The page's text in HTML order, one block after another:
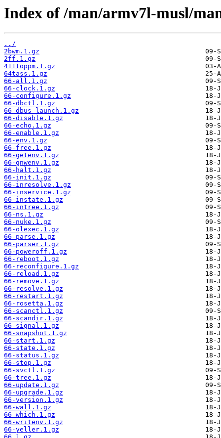
Index of /man/armv7l-musl/
../
2bwm.1.gz
2ff.1.gz
411toppm.1.gz
64tass.1.gz
66-all.1.gz
66-clock.1.gz
66-configure.1.gz
66-dbctl.1.gz
66-dbus-launch.1.gz
66-disable.1.gz
66-echo.1.gz
66-enable.1.gz
66-env.1.gz
66-free.1.gz
66-getenv.1.gz
66-gnwenv.1.gz
66-halt.1.gz
66-init.1.gz
66-inresolve.1.gz
66-inservice.1.gz
66-instate.1.gz
66-intree.1.gz
66-ns.1.gz
66-nuke.1.gz
66-olexec.1.gz
66-parse.1.gz
66-parser.1.gz
66-poweroff.1.gz
66-reboot.1.gz
66-reconfigure.1.gz
66-reload.1.gz
66-remove.1.gz
66-resolve.1.gz
66-restart.1.gz
66-rosetta.1.gz
66-scanctl.1.gz
66-scandir.1.gz
66-signal.1.gz
66-snapshot.1.gz
66-start.1.gz
66-state.1.gz
66-status.1.gz
66-stop.1.gz
66-svctl.1.gz
66-tree.1.gz
66-update.1.gz
66-upgrade.1.gz
66-version.1.gz
66-wall.1.gz
66-which.1.gz
66-writenv.1.gz
66-yeller.1.gz